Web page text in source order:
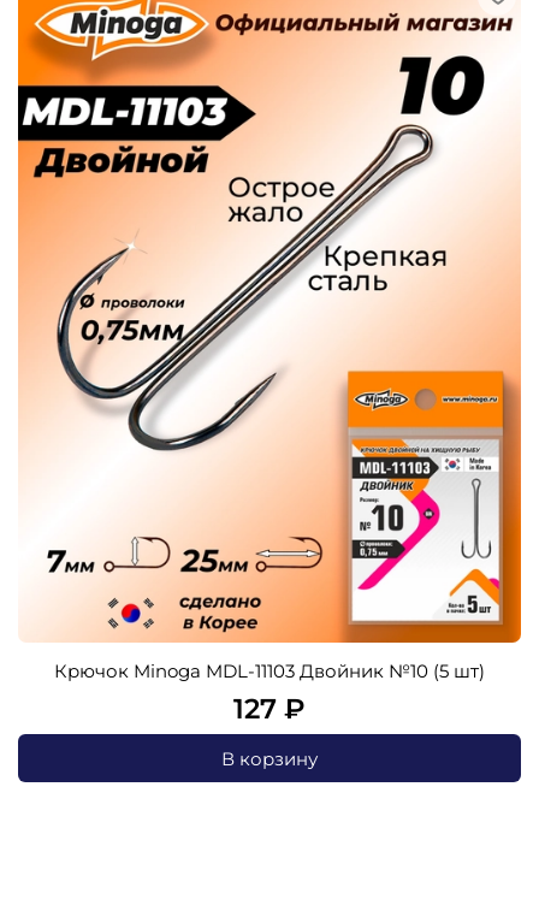
Крючок Minoga MDL-11103 Двойник №10 (5 шт)
127 ₽
В корзину